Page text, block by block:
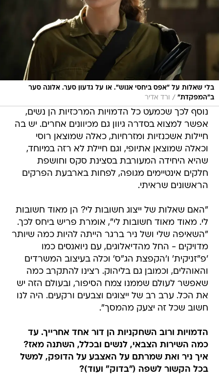
בלי שאלות על "אפס ביחסי אנוש". או על גדעון סער. אלונה סער
ב"המפקדת" / ורד אדיר
נוסף לכך שכמעט כל הדמויות המרכזיות הן נשים,
אפשר למצוא בסדרה גיוון גם מכיוונים אחרים. יש בה
חיילות אשכנזיות ומזרחיות, כאלה שמוצאן רוסי
וכאלה שמוצאן אתיופי, וגם חיילת לא רזה במיוחד,
שהיא היחידה המעורבת בסצינת סקס וחושפת
חלקים אינטיימים מגופה, לפחות בארבעת הפרקים
הראשונים שראיתי.
"האם שאלות של ייצוג חשובות לי? הן מאוד חשובות
לי. מאוד מאוד חשובות לי", אומרת פריש ביחס לכך.
"השאיפה שלי ושל ניר ברגר הייתה להיות כמה שיותר
מדויקים - החל מהדיאלוגים, עם ניואנסים כמו
'פ"זניקית' ו'הקפצת הג"ס' וכלה בעיצוב המשרדים
והאוהלים, וכמובן גם בליהוק. רצינו להתקרב כמה
שאפשר לעולם שממנו צמח הסיפור, ובעולם הזה יש
את הכל. ערב רב של ייצוגים וצבעים ורקעים. היה לנו
חשוב שכל זה יצעק מהמסך".
הדמויות ורוב השחקניות הן דור אחד אחרייך. עד
כמה השירות הצבאי, לנשים ובכלל, השתנה מאז?
איך ניר ואת שמרתם על האצבע על הדופק, למשל
בכל הקשור לשפה ("בדוק" ועוד)?